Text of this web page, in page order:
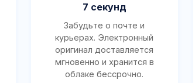
7 секунд
Забудьте о почте и
курьерах. Электронный
оригинал доставляется
мгновенно и хранится в
облаке бессрочно.